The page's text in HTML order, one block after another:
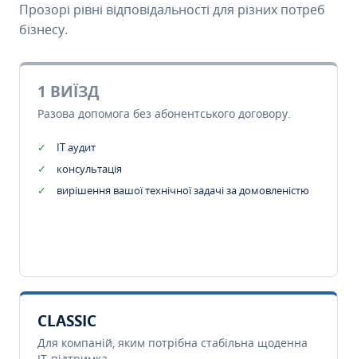
Прозорі рівні відповідальності для різних потреб
бізнесу.
1 ВИЇЗД
Разова допомога без абонентського договору.
IT аудит
консультація
вирішення вашої технічної задачі за домовленістю
CLASSIC
Для компаній, яким потрібна стабільна щоденна